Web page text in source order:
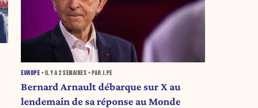
EUROPE • IL Y A2 SEMAINES • PAR J.PE
Bernard Arnault débarque sur X au
lendemain de sa réponse au Monde